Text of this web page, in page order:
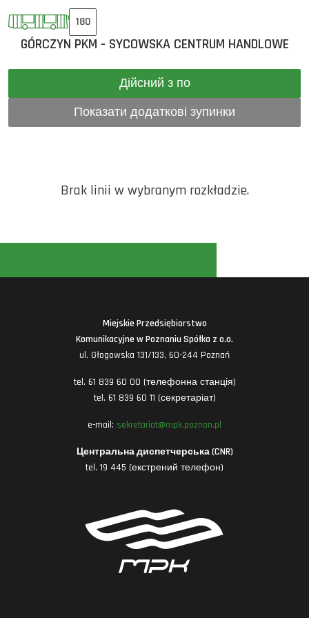
180
GÓRCZYN PKM - SYCOWSKA CENTRUM HANDLOWE
Дійсний з по
Показати додаткові зупинки
Brak linii w wybranym rozkładzie.
Miejskie Przedsiębiorstwo
Komunikacyjne w Poznaniu Spółka z o.o.
ul. Głogowska 131/133, 60-244 Poznań
tel. 61 839 60 00 (телефонна станція)
tel. 61 839 60 11 (секретаріат)
e-mail: sekretariat@mpk.poznan.pl
Центральна диспетчерська (CNR)
tel. 19 445 (екстрений телефон)